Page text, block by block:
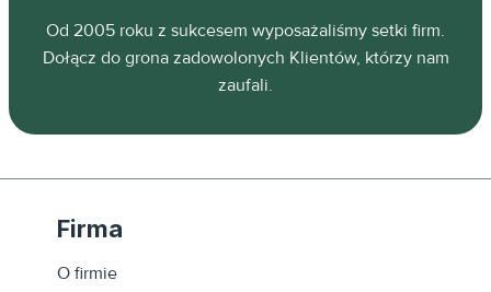
Od 2005 roku z sukcesem wyposażaliśmy setki firm.
Dołącz do grona zadowolonych Klientów, którzy nam
zaufali.
Firma
O firmie